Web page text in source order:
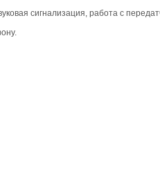
сигнализация, работа с